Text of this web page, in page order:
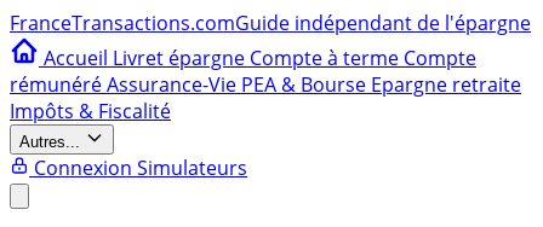
FranceTransactions.comGuide indépendant de l'épargne
Accueil Livret épargne Compte à terme Compte
rémunéréAssurance-Vie PEA & Bourse Epargne retraite
Impôts & Fiscalité
Autres...
Connexion Simulateurs